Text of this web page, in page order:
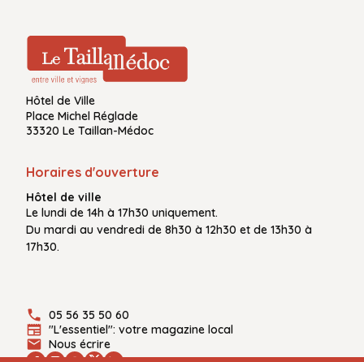
Hôtel de Ville
Place Michel Réglade
33320 Le Taillan-Médoc
Horaires d'ouverture
Hôtel de ville
Le lundi de 14h à 17h30 uniquement.
Du mardi au vendredi de 8h30 à 12h30 et de 13h30 à
17h30.
05 56 35 50 60
"L'essentiel": votre magazine local
Nous écrire